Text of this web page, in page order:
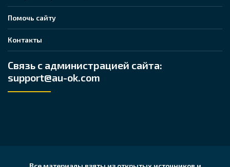
Помочь сайту
Контакты
Связь с администрацией сайта:
support@au-ok.com